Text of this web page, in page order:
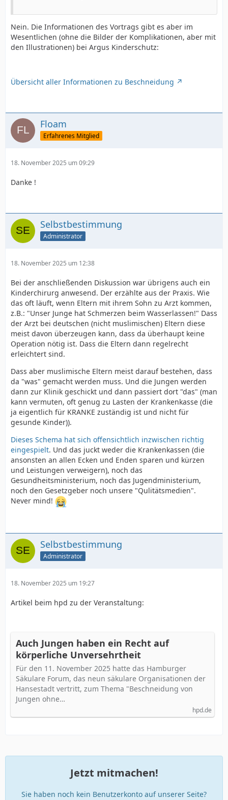
Nein. Die Informationen des Vortrags gibt es aber im
Wesentlichen (ohne die Bilder der Komplikationen, aber mit
den Illustrationen) bei Argus Kinderschutz:
Übersicht aller Informationen zu Beschneidung
Floam
Erfahrenes Mitglied
18. November 2025 um 09:29
Danke !
Selbstbestimmung
Administrator
18. November 2025 um 12:38
Bei der anschließenden Diskussion war übrigens auch ein
Kinderchirurg anwesend. Der erzählte aus der Praxis. Wie
das oft läuft, wenn Eltern mit ihrem Sohn zu Arzt kommen,
z.B.: "Unser Junge hat Schmerzen beim Wasserlassen!" Dass
der Arzt bei deutschen (nicht muslimischen) Eltern diese
meist davon überzeugen kann, dass da überhaupt keine
Operation nötig ist. Dass die Eltern dann regelrecht
erleichtert sind.
Dass aber muslimische Eltern meist darauf bestehen, dass
da "was" gemacht werden muss. Und die Jungen werden
dann zur Klinik geschickt und dann passiert dort "das" (man
kann vermuten, oft genug zu Lasten der Krankenkasse (die
ja eigentlich für KRANKE zuständig ist und nicht für
gesunde Kinder)).
Dieses Schema hat sich offensichtlich inzwischen richtig
eingespielt. Und das juckt weder die Krankenkassen (die
ansonsten an allen Ecken und Enden sparen und kürzen
und Leistungen verweigern), noch das
Gesundheitsministerium, noch das Jugendministerium,
noch den Gesetzgeber noch unsere "Qulitätsmedien".
Never mind!
Selbstbestimmung
Administrator
18. November 2025 um 19:27
Artikel beim hpd zu der Veranstaltung:
Auch Jungen haben ein Recht auf
körperliche Unversehrtheit
Für den 11. November 2025 hatte das Hamburger
Säkulare Forum, das neun säkulare Organisationen der
Hansestadt vertritt, zum Thema "Beschneidung von
Jungen ohne…
hpd.de
Jetzt mitmachen!
Sie haben noch kein Benutzerkonto auf unserer Seite?